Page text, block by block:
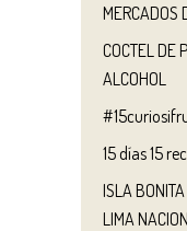
MERCADOS
COCTEL DE
ALCOHOL
15 días 15
ISLA
LIMA